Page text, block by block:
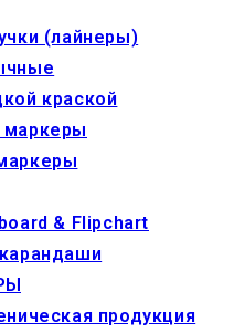
(лайнеры)
краской
& Flipchart
продукция